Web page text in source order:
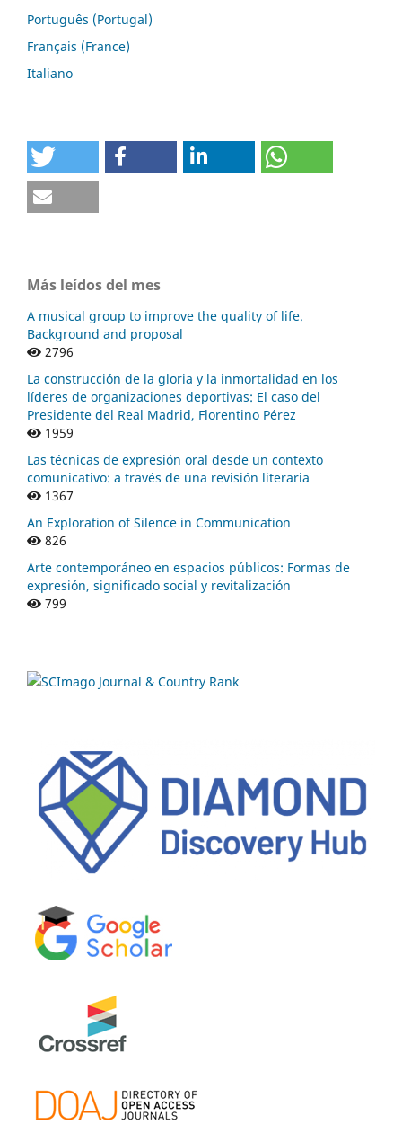
Português (Portugal)
Français (France)
Italiano
Más leídos del mes
A musical group to improve the quality of life.
Background and proposal
2796
La construcción de la gloria y la inmortalidad en los
líderes de organizaciones deportivas: El caso del
Presidente del Real Madrid, Florentino Pérez
1959
Las técnicas de expresión oral desde un contexto
comunicativo: a través de una revisión literaria
1367
An Exploration of Silence in Communication
826
Arte contemporáneo en espacios públicos: Formas de
expresión, significado social y revitalización
799